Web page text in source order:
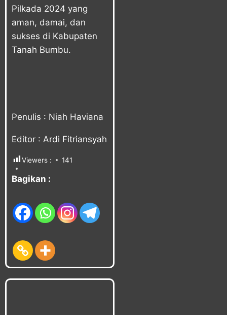
Pilkada 2024 yang
aman, damai, dan
sukses di Kabupaten
Tanah Bumbu.
Penulis : Niah Haviana
Editor : Ardi Fitriansyah
Viewers : 141
Bagikan :